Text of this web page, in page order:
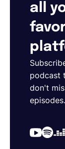
all
podcast
don't
episodes.